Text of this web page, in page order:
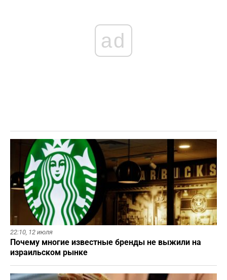
ad
22:10, 12 июля
Почему многие известные бренды не выжили на
израильском рынке